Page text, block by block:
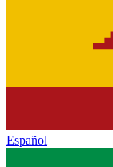
Español